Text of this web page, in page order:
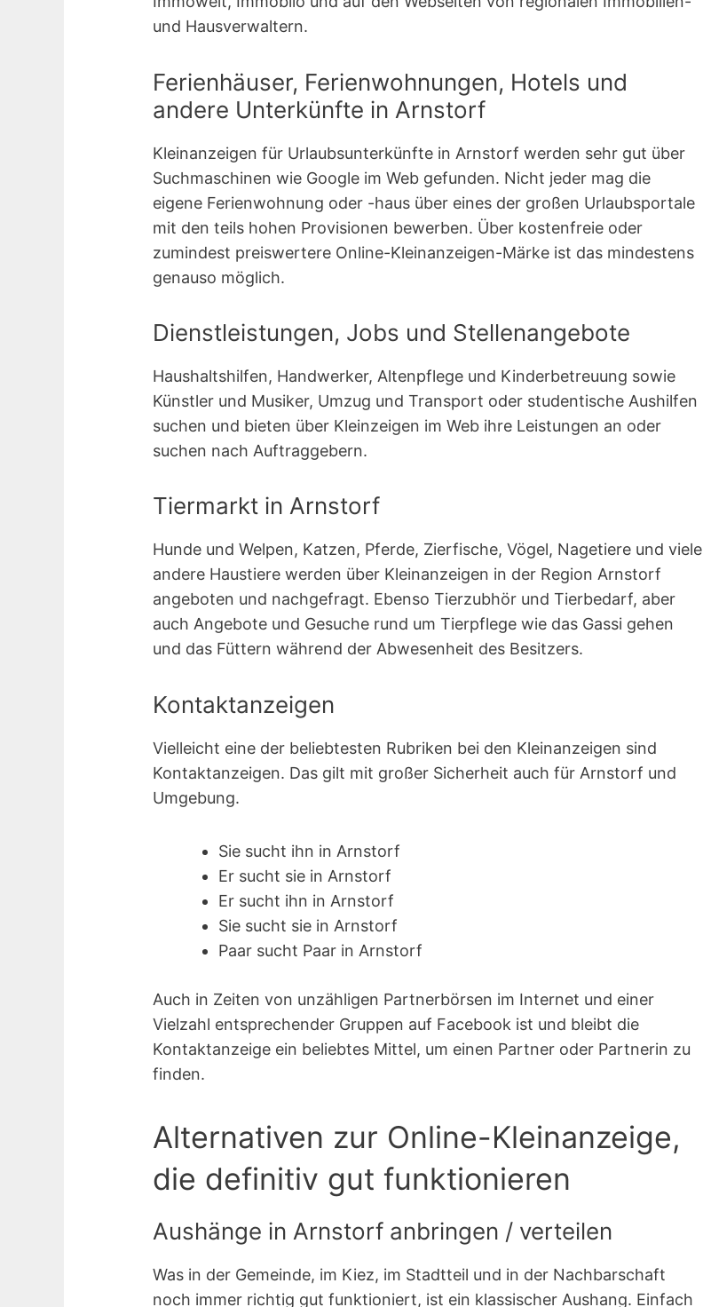
und Hausverwaltern.
Ferienhäuser, Ferienwohnungen, Hotels und
andere Unterkünfte in Arnstorf
Kleinanzeigen für Urlaubsunterkünfte in Arnstorf werden sehr gut über
Suchmaschinen wie Google im Web gefunden. Nicht jeder mag die
eigene Ferienwohnung oder -haus über eines der großen Urlaubsportale
mit den teils hohen Provisionen bewerben. Über kostenfreie oder
zumindest preiswertere Online-Kleinanzeigen-Märke ist das mindestens
genauso möglich.
Dienstleistungen, Jobs und Stellenangebote
Haushaltshilfen, Handwerker, Altenpflege und Kinderbetreuung sowie
Künstler und Musiker, Umzug und Transport oder studentische Aushilfen
suchen und bieten über Kleinzeigen im Web ihre Leistungen an oder
suchen nach Auftraggebern.
Tiermarkt in Arnstorf
Hunde und Welpen, Katzen, Pferde, Zierfische, Vögel, Nagetiere und viele
andere Haustiere werden über Kleinanzeigen in der Region Arnstorf
angeboten und nachgefragt. Ebenso Tierzubhör und Tierbedarf, aber
auch Angebote und Gesuche rund um Tierpflege wie das Gassi gehen
und das Füttern während der Abwesenheit des Besitzers.
Kontaktanzeigen
Vielleicht eine der beliebtesten Rubriken bei den Kleinanzeigen sind
Kontakt­anzeigen. Das gilt mit großer Sicherheit auch für Arnstorf und
Umgebung.
Sie sucht ihn in Arnstorf
Er sucht sie in Arnstorf
Er sucht ihn in Arnstorf
Sie sucht sie in Arnstorf
Paar sucht Paar in Arnstorf
Auch in Zeiten von unzähligen Partnerbörsen im Internet und einer
Vielzahl entsprechender Gruppen auf Facebook ist und bleibt die
Kontaktanzeige ein beliebtes Mittel, um einen Partner oder Partnerin zu
finden.
Alternativen zur Online-Kleinanzeige,
die definitiv gut funktionieren
Aushänge in Arnstorf anbringen / verteilen
Was in der Gemeinde, im Kiez, im Stadtteil und in der Nachbarschaft
noch immer richtig gut funktioniert, ist ein klassischer Aushang. Einfach